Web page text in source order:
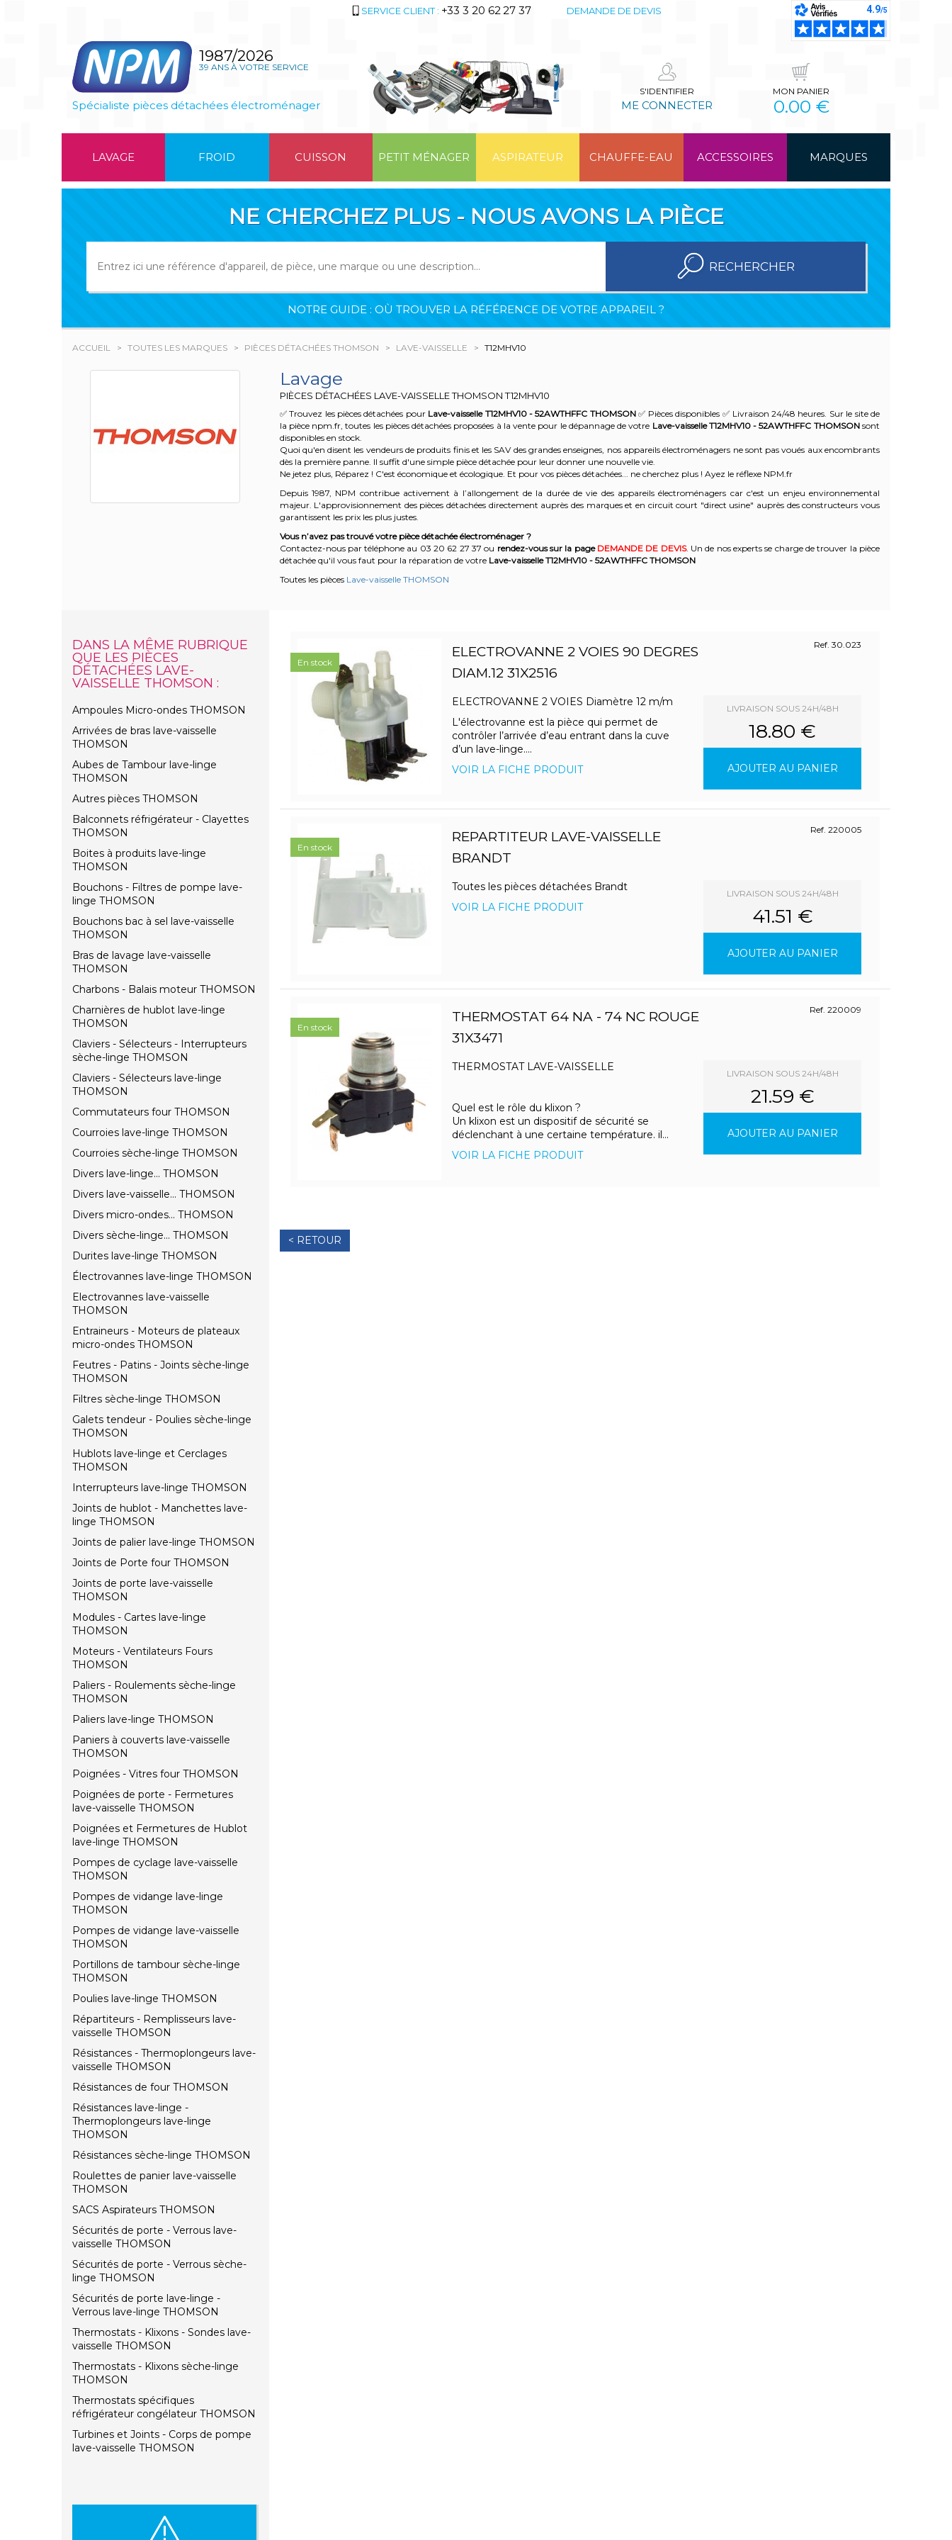
SERVICE CLIENT : +33 3 20 62 27 37 DEMANDE DE DEVIS
1987/2026
39 ANS À VOTRE SERVICE
Spécialiste pièces détachées électroménager
S'IDENTIFIER
ME CONNECTER
MON PANIER
0.00 €
LAVAGE FROID CUISSON PETIT MÉNAGER ASPIRATEUR CHAUFFE-EAU ACCESSOIRES MARQUES
NE CHERCHEZ PLUS - NOUS AVONS LA PIÈCE
RECHERCHER
NOTRE GUIDE : OÙ TROUVER LA RÉFÉRENCE DE VOTRE APPAREIL ?
ACCUEIL TOUTES LES MARQUES PIÈCES DÉTACHÉES THOMSON LAVE-VAISSELLE T12MHV10
Lavage
PIÈCES DÉTACHÉES LAVE-VAISSELLE THOMSONT12MHV10
✅ Trouvez les pièces détachées pour Lave-vaisselle T12MHV10 - 52AWTHFFC THOMSON✅ Pièces disponibles ✅ Livraison 24/48 heures. Sur le site de
la pièce npm.fr, toutes les pièces détachées proposées à la vente pour le dépannage de votre Lave-vaisselle T12MHV10 - 52AWTHFFC THOMSONsont
disponibles en stock.
Quoi qu'en disent les vendeurs de produits finis et les SAV des grandes enseignes, nos appareils électroménagers ne sont pas voués aux encombrants
dès la première panne. Il suffit d'une simple pièce détachée pour leur donner une nouvelle vie.
Ne jetez plus, Réparez ! C'est économique et écologique. Et pour vos pièces détachées... ne cherchez plus ! Ayez le réflexe NPM.fr
Depuis 1987, NPM contribue activement à l’allongement de la durée de vie des appareils électroménagers car c'est un enjeu environnemental
majeur. L'approvisionnement des pièces détachées directement auprès des marques et en circuit court "direct usine" auprès des constructeurs vous
garantissent les prix les plus justes.
Vous n’avez pas trouvé votre pièce détachée électroménager ?
Contactez-nous par téléphone au 03 20 62 27 37 ou rendez-vous sur la page DEMANDE DE DEVIS. Un de nos experts se charge de trouver la pièce
détachée qu'il vous faut pour la réparation de votre Lave-vaisselle T12MHV10 - 52AWTHFFC THOMSON
Toutes les pièces Lave-vaisselle THOMSON
DANS LA MÊME RUBRIQUE
QUE LES PIÈCES
DÉTACHÉES LAVE-
VAISSELLE THOMSON :
Ampoules Micro-ondes THOMSON
Arrivées de bras lave-vaisselle
THOMSON
Aubes de Tambour lave-linge
THOMSON
Autres pièces THOMSON
Balconnets réfrigérateur - Clayettes
THOMSON
Boites à produits lave-linge
THOMSON
Bouchons - Filtres de pompe lave-
linge THOMSON
Bouchons bac à sel lave-vaisselle
THOMSON
Bras de lavage lave-vaisselle
THOMSON
Charbons - Balais moteur THOMSON
Charnières de hublot lave-linge
THOMSON
Claviers - Sélecteurs - Interrupteurs
sèche-linge THOMSON
Claviers - Sélecteurs lave-linge
THOMSON
Commutateurs four THOMSON
Courroies lave-linge THOMSON
Courroies sèche-linge THOMSON
Divers lave-linge... THOMSON
Divers lave-vaisselle... THOMSON
Divers micro-ondes... THOMSON
Divers sèche-linge... THOMSON
Durites lave-linge THOMSON
Électrovannes lave-linge THOMSON
Electrovannes lave-vaisselle
THOMSON
Entraineurs - Moteurs de plateaux
micro-ondes THOMSON
Feutres - Patins - Joints sèche-linge
THOMSON
Filtres sèche-linge THOMSON
Galets tendeur - Poulies sèche-linge
THOMSON
Hublots lave-linge et Cerclages
THOMSON
Interrupteurs lave-linge THOMSON
Joints de hublot - Manchettes lave-
linge THOMSON
Joints de palier lave-linge THOMSON
Joints de Porte four THOMSON
Joints de porte lave-vaisselle
THOMSON
Modules - Cartes lave-linge
THOMSON
Moteurs - Ventilateurs Fours
THOMSON
Paliers - Roulements sèche-linge
THOMSON
Paliers lave-linge THOMSON
Paniers à couverts lave-vaisselle
THOMSON
Poignées - Vitres four THOMSON
Poignées de porte - Fermetures
lave-vaisselle THOMSON
Poignées et Fermetures de Hublot
lave-linge THOMSON
Pompes de cyclage lave-vaisselle
THOMSON
Pompes de vidange lave-linge
THOMSON
Pompes de vidange lave-vaisselle
THOMSON
Portillons de tambour sèche-linge
THOMSON
Poulies lave-linge THOMSON
Répartiteurs - Remplisseurs lave-
vaisselle THOMSON
Résistances - Thermoplongeurs lave-
vaisselle THOMSON
Résistances de four THOMSON
Résistances lave-linge -
Thermoplongeurs lave-linge
THOMSON
Résistances sèche-linge THOMSON
Roulettes de panier lave-vaisselle
THOMSON
SACS Aspirateurs THOMSON
Sécurités de porte - Verrous lave-
vaisselle THOMSON
Sécurités de porte - Verrous sèche-
linge THOMSON
Sécurités de porte lave-linge -
Verrous lave-linge THOMSON
Thermostats - Klixons - Sondes lave-
vaisselle THOMSON
Thermostats - Klixons sèche-linge
THOMSON
Thermostats spécifiques
réfrigérateur congélateur THOMSON
Turbines et Joints - Corps de pompe
lave-vaisselle THOMSON
ELECTROVANNE 2 VOIES 90 DEGRES
DIAM.12 31X2516
Ref. 30.023
ELECTROVANNE 2 VOIES Diamètre 12 m/m
L'électrovanne est la pièce qui permet de
contrôler l’arrivée d’eau entrant dans la cuve
d’un lave-linge....
VOIR LA FICHE PRODUIT
LIVRAISON SOUS 24H/48H
18.80 €
AJOUTER AU PANIER
En stock
REPARTITEUR LAVE-VAISSELLE
BRANDT
Ref. 220005
Toutes les pièces détachées Brandt
VOIR LA FICHE PRODUIT
LIVRAISON SOUS 24H/48H
41.51 €
AJOUTER AU PANIER
En stock
THERMOSTAT 64 NA - 74 NC ROUGE
31X3471
Ref. 220009
THERMOSTAT LAVE-VAISSELLE
Quel est le rôle du klixon ?
Un klixon est un dispositif de sécurité se
déclenchant à une certaine température. il...
VOIR LA FICHE PRODUIT
LIVRAISON SOUS 24H/48H
21.59 €
AJOUTER AU PANIER
En stock
< RETOUR